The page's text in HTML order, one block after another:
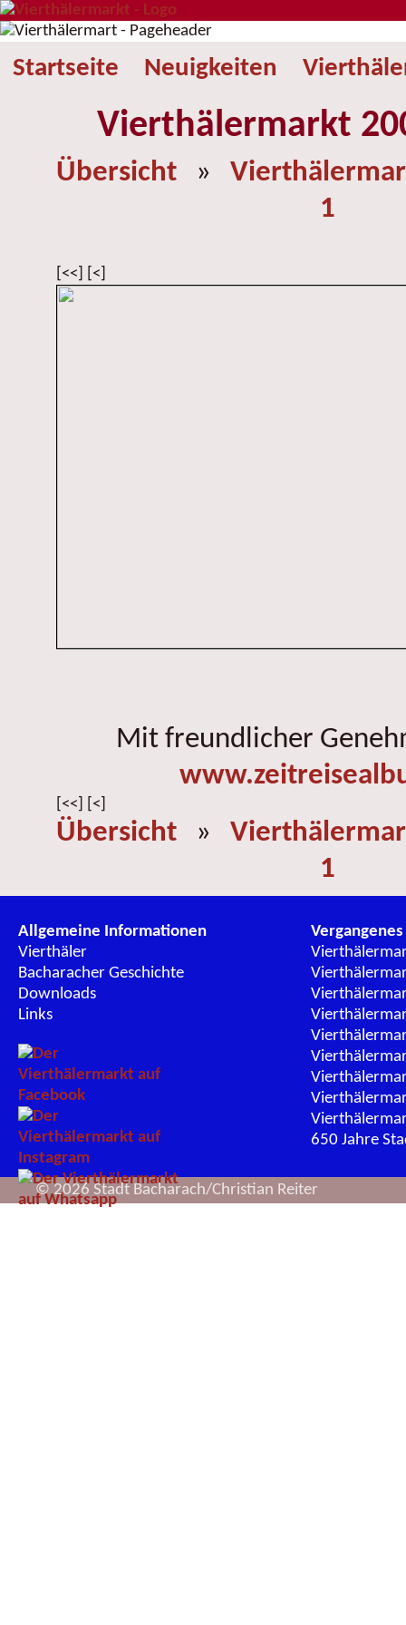
Startseite Neuigkeiten
Vierthälermarkt
Übersicht »
1
[<<] [<]
Mit freundlicher
[<<] [<]
Übersicht »
1
Allgemeine Informationen
Vierthäler
Bacharacher Geschichte
Downloads
Links
Vergangenes
650 Jahre
© 2026 Stadt Bacharach/Christian Reiter